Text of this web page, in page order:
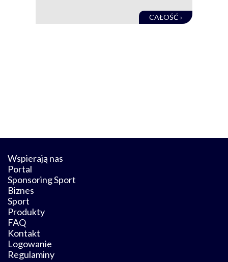
CAŁOŚĆ ›
Wspierają nas
Portal
Sponsoring Sport
Biznes
Sport
Produkty
FAQ
Kontakt
Logowanie
Regulaminy